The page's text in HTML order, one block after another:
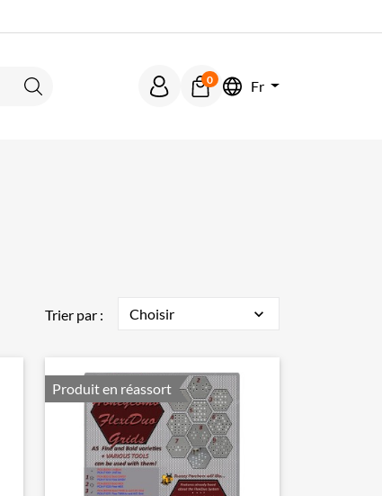
Rechercher
0 Fr
Trier par : Choisir expand_more
Produit en réassort